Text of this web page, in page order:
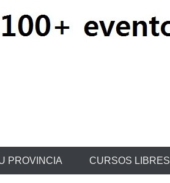
PROVINCIA CURSOS LIBRES